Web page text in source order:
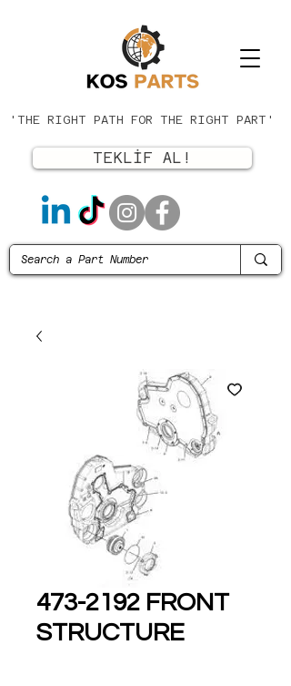
'THE RIGHT PATH FOR THE RIGHT PART'
TEKLİF AL!
473-2192 FRONT
STRUCTURE